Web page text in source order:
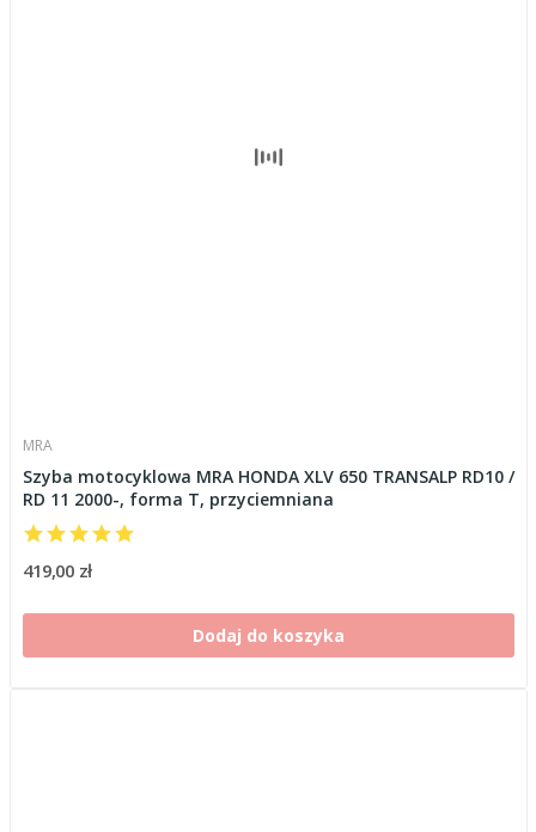
MRA
Szyba motocyklowa MRA HONDA XLV 650 TRANSALP RD10 /
RD 11 2000-, forma T, przyciemniana
419,00 zł
Dodaj do koszyka